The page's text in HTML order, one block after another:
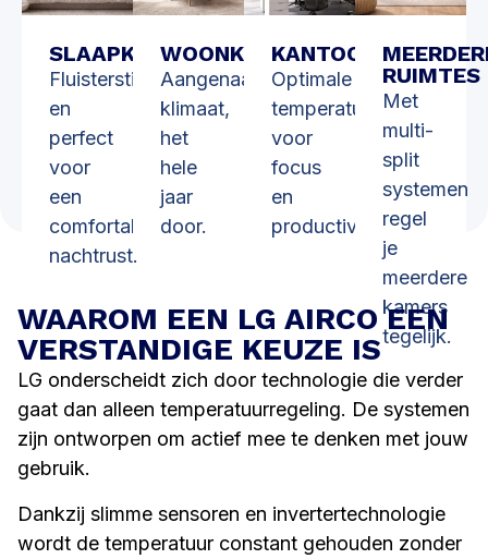
SLAAPKAMER
Fluisterstil
en
perfect
voor
een
comfortabele
nachtrust.
WOONKAMER
Aangenaam
klimaat,
het
hele
jaar
door.
KANTOOR
Optimale
temperatuur
voor
focus
en
productiviteit.
RUIMTES
Met
multi-
split
systemen
regel
je
meerdere
kamers
tegelijk.
WAAROM EEN LG AIRCO EEN
VERSTANDIGE KEUZE IS
LG onderscheidt zich door technologie die verder
gaat dan alleen temperatuurregeling. De systemen
zijn ontworpen om actief mee te denken met jouw
gebruik.
Dankzij slimme sensoren en invertertechnologie
wordt de temperatuur constant gehouden zonder